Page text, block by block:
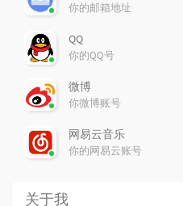
你的邮箱地址
QQ
你的QQ号
微博
你微博账号
网易云音乐
你的网易云账号
关于我